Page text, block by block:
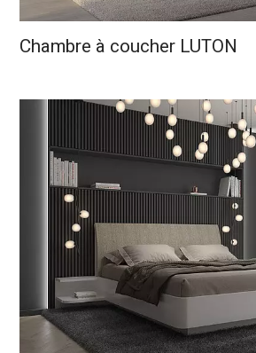
Chambre à coucher LUTON